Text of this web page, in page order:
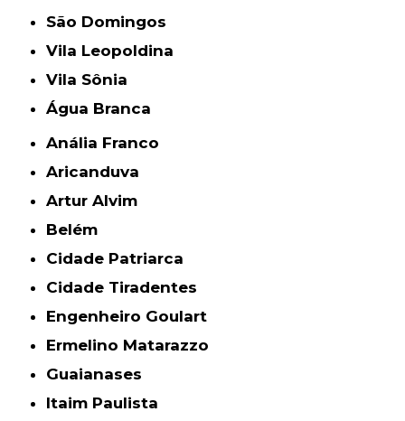
São Domingos
Vila Leopoldina
Vila Sônia
Água Branca
Anália Franco
Aricanduva
Artur Alvim
Belém
Cidade Patriarca
Cidade Tiradentes
Engenheiro Goulart
Ermelino Matarazzo
Guaianases
Itaim Paulista